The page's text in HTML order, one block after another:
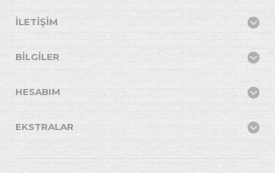
İLETIŞIM
BILGILER
HESABIM
EKSTRALAR